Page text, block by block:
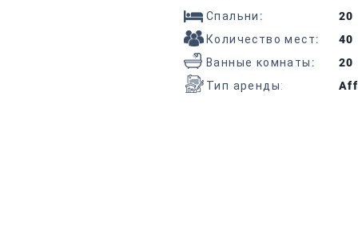
Спальни :
Количество мест:
20
40
Ванные комнаты :
20
Тип аренды: